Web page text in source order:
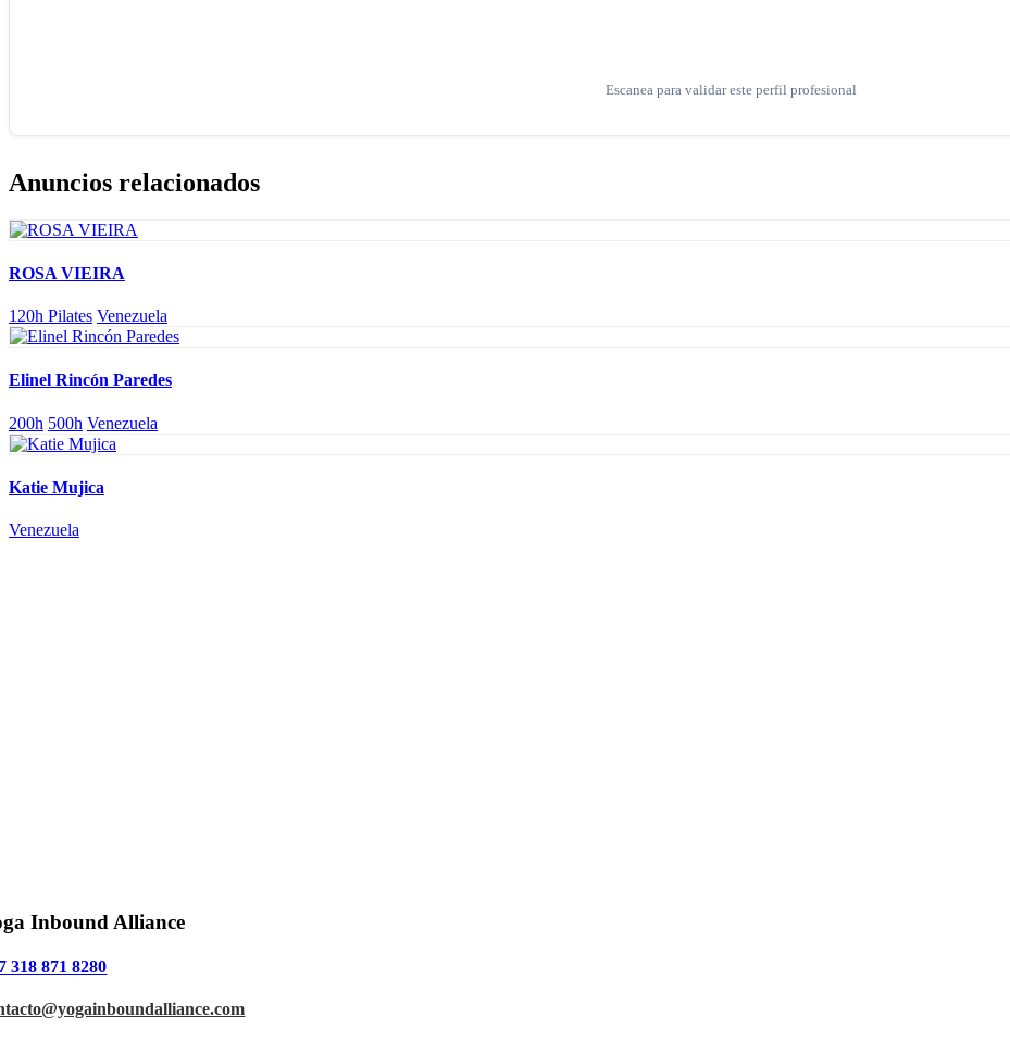
Escanea para validar este perfil profesional
Anuncios relacionados
ROSA VIEIRA
120h Pilates Venezuela
Elinel Rincón Paredes
200h 500h Venezuela
Katie Mujica
Venezuela
Inbound Alliance
318 871 8280